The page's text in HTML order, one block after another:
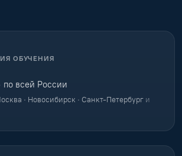
ОБУЧЕНИЯ
по всей России
· Новосибирск · Санкт-Петербург и